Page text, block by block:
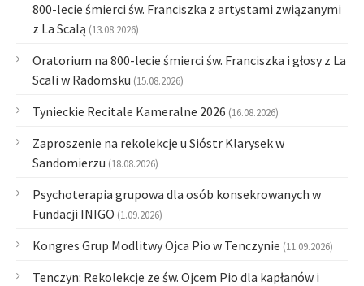
800-lecie śmierci św. Franciszka z artystami związanymi
z La Scalą (13.08.2026)
Oratorium na 800-lecie śmierci św. Franciszka i głosy z La
Scali w Radomsku (15.08.2026)
Tynieckie Recitale Kameralne 2026 (16.08.2026)
Zaproszenie na rekolekcje u Sióstr Klarysek w
Sandomierzu (18.08.2026)
Psychoterapia grupowa dla osób konsekrowanych w
Fundacji INIGO (1.09.2026)
Kongres Grup Modlitwy Ojca Pio w Tenczynie (11.09.2026)
Tenczyn: Rekolekcje ze św. Ojcem Pio dla kapłanów i